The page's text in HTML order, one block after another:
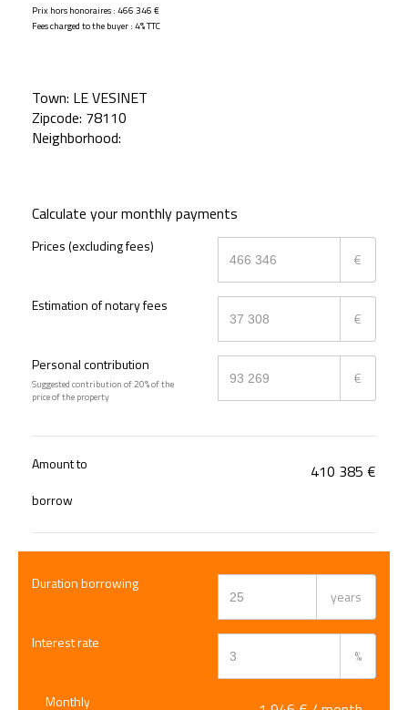
Prix hors honoraires : 466 346 €
Fees charged to the buyer : 4% TTC
Town: LE VESINET
Zipcode: 78110
Neighborhood:
Calculate your monthly payments
Prices (excluding fees)
€
Estimation of notary fees
€
Personal contribution
Suggested contribution of 20% of the
price of the property
€
Amount to
borrow
410 385 €
Duration borrowing
years
Interest rate
%
Monthly